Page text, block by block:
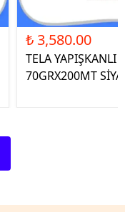
₺ 3,580.00
TELA YAPIŞKANLI
70GRX200MT